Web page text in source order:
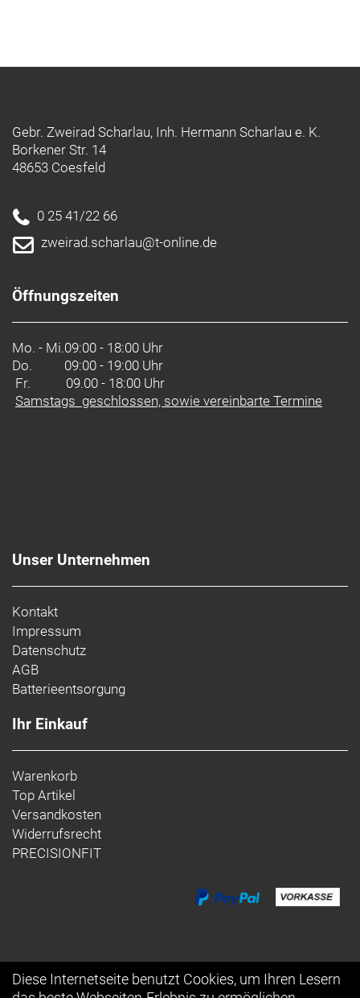
Gebr. Zweirad Scharlau, Inh. Hermann Scharlau e. K.
Borkener Str. 14
48653 Coesfeld
0 25 41/22 66
zweirad.scharlau@t-online.de
Öffnungszeiten
Mo. - Mi.09:00 - 18:00 Uhr
Do.
09:00 - 19:00 Uhr
Fr. 09.00 - 18:00 Uhr
Samstags geschlossen, sowie vereinbarte Termine
Unser Unternehmen
Kontakt
Impressum
Datenschutz
AGB
Batterieentsorgung
Ihr Einkauf
Warenkorb
Top Artikel
Versandkosten
Widerrufsrecht
PRECISIONFIT
Diese Internetseite benutzt Cookies, um Ihren Lesern